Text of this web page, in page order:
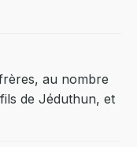
au nombre
de Jéduthun, et